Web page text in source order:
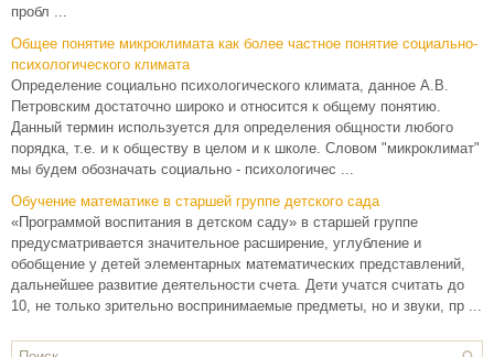
пробл ...
Общее понятие микроклимата как более частное понятие социально-
психологического климата
Определение социально психологического климата, данное А.В.
Петровским достаточно широко и относится к общему понятию.
Данный термин используется для определения общности любого
порядка, т.е. и к обществу в целом и к школе. Словом "микроклимат"
мы будем обозначать социально - психологичес ...
Обучение математике в старшей группе детского сада
«Программой воспитания в детском саду» в старшей группе
предусматривается значительное расширение, углубление и
обобщение у детей элементарных математических представлений,
дальнейшее развитие деятельности счета. Дети учатся считать до
10, не только зрительно воспринимаемые предметы, но и звуки, пр ...